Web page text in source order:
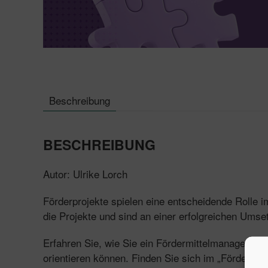
Beschreibung
BESCHREIBUNG
Autor: Ulrike Lorch
Förderprojekte spielen eine entscheidende Rolle
die Projekte und sind an einer erfolgreichen
Erfahren Sie, wie Sie ein
orientieren können. Finden Sie sich im